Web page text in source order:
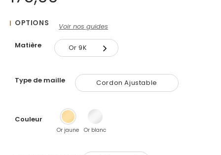
OPTIONS
Voir nos guides
Matière
Or 9K
Or 18K
Type de maille Cordon Ajustable
Couleur
Or jaune Or blanc